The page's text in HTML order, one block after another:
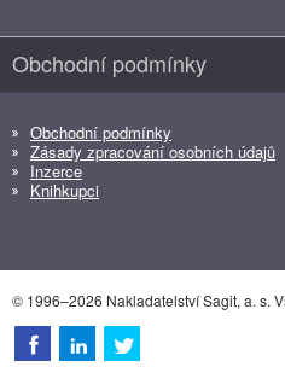
Obchodní podmínky
Obchodní podmínky
Zásady zpracování osobních údajů
Inzerce
Knihkupci
© 1996–2026 Nakladatelství Sagit, a. s.